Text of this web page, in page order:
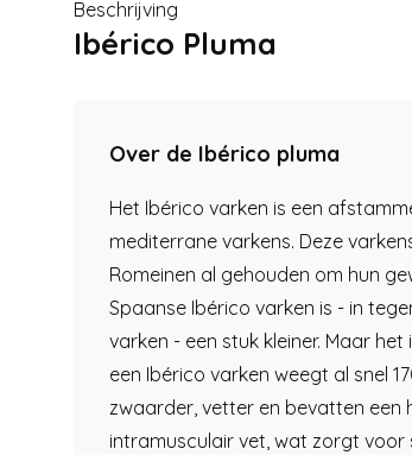
Beschrijving
Ibérico Pluma
Over de Ibérico pluma
Het Ibérico varken is een
mediterrane varkens. Deze
Romeinen al gehouden om hun
Spaanse Ibérico varken is - in
varken - een stuk kleiner. Maar
een Ibérico varken weegt al snel
zwaarder, vetter en bevatten een
intramusculair vet, wat zorgt voor